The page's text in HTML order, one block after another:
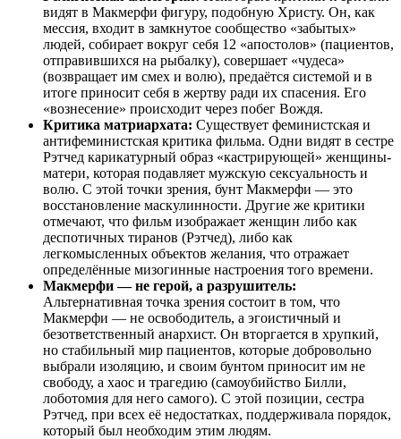
видят в Макмерфи фигуру, подобную Христу. Он, как
мессия, входит в замкнутое сообщество «забытых»
людей, собирает вокруг себя 12 «апостолов» (пациентов,
отправившихся на рыбалку), совершает «чудеса»
(возвращает им смех и волю), предаётся системой и в
итоге приносит себя в жертву ради их спасения. Его
«вознесение» происходит через побег Вождя.
Критика матриархата: Существует феминистская и
антифеминистская критика фильма. Одни видят в сестре
Рэтчед карикатурный образ «кастрирующей» женщины-
матери, которая подавляет мужскую сексуальность и
волю. С этой точки зрения, бунт Макмерфи — это
восстановление маскулинности. Другие же критики
отмечают, что фильм изображает женщин либо как
деспотичных тиранов (Рэтчед), либо как
легкомысленных объектов желания, что отражает
определённые мизогинные настроения того времени.
Макмерфи — не герой, а разрушитель:
Альтернативная точка зрения состоит в том, что
Макмерфи — не освободитель, а эгоистичный и
безответственный анархист. Он вторгается в хрупкий,
но стабильный мир пациентов, которые добровольно
выбрали изоляцию, и своим бунтом приносит им не
свободу, а хаос и трагедию (самоубийство Билли,
лоботомия для него самого). С этой позиции, сестра
Рэтчед, при всех её недостатках, поддерживала порядок,
который был необходим этим людям.